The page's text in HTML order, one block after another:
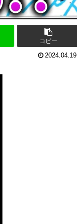
コピー
2024.04.19